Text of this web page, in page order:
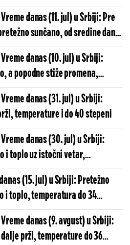
Vreme danas (11. jul) u Srbiji: Pre
sunčano, od sredine dana
temperatura do 34 stepena
Vreme danas (10. jul) u Srbiji:
a popodne stiže promena,
do 30 stepeni
Vreme danas (31. jul) u Srbiji:
temperature i do 40 stepeni
Vreme danas (30. jul) u Srbiji:
i toplo uz istočni vetar,
do 37 stepeni
(15. jul) u Srbiji: Pretežno
i toplo, temperatura do 34
Vreme danas (9. avgust) u Srbiji:
dalje prži, temperature do 36